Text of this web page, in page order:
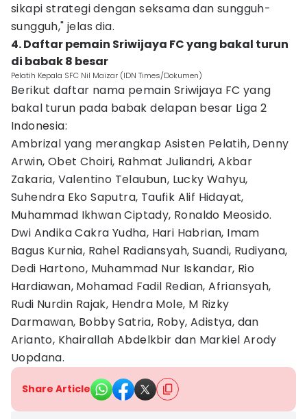
sikapi strategi dengan seksama dan sungguh-
sungguh," jelas dia.
4. Daftar pemain Sriwijaya FC yang bakal turun
di babak 8 besar
Pelatih Kepala SFC Nil Maizar (IDN Times/Dokumen)
Berikut daftar nama pemain Sriwijaya FC yang
bakal turun pada babak delapan besar Liga 2
Indonesia:
Ambrizal yang merangkap Asisten Pelatih, Denny
Arwin, Obet Choiri, Rahmat Juliandri, Akbar
Zakaria, Valentino Telaubun, Lucky Wahyu,
Suhendra Eko Saputra, Taufik Alif Hidayat,
Muhammad Ikhwan Ciptady, Ronaldo Meosido.
Dwi Andika Cakra Yudha, Hari Habrian, Imam
Bagus Kurnia, Rahel Radiansyah, Suandi, Rudiyana,
Dedi Hartono, Muhammad Nur Iskandar, Rio
Hardiawan, Mohamad Fadil Redian, Afriansyah,
Rudi Nurdin Rajak, Hendra Mole, M Rizky
Darmawan, Bobby Satria, Roby, Adistya, dan
Arianto, Khairallah Abdelkbir dan Markiel Arody
Uopdana.
Share Article